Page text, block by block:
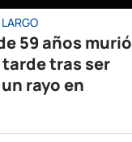
59 años murió
tras ser
rayo en